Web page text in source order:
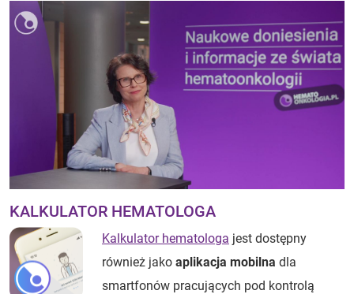
KALKULATOR HEMATOLOGA
Kalkulator hematologa jest dostępny
również jako aplikacja mobilna dla
smartfonów pracujących pod kontrolą